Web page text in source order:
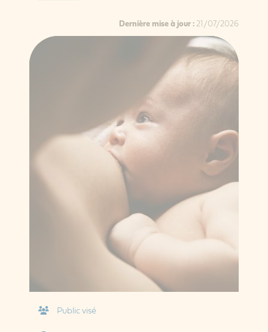
Dernière mise à jour : 21/07/2026
Public visé